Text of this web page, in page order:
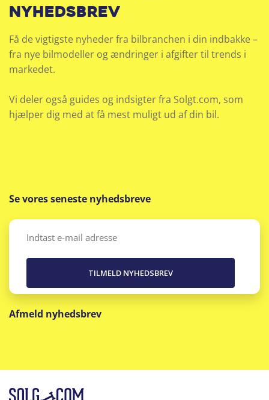
nyhedsbrev
Få de vigtigste nyheder fra bilbranchen i din indbakke –
fra nye bilmodeller og ændringer i afgifter til trends i
markedet.
Vi deler også guides og indsigter fra Solgt.com, som
hjælper dig med at få mest muligt ud af din bil.
Se vores seneste nyhedsbreve
Email
Afmeld nyhedsbrev